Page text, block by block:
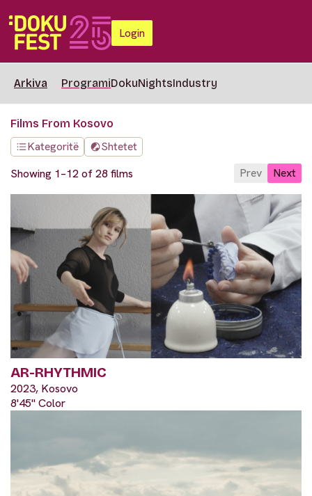
Login
Arkiva ProgramiDokuNightsIndustry
Films From Kosovo
Kategoritë
Shtetet
Showing 1–12 of 28 films
Prev Next
AR-RHYTHMIC
2023, Kosovo
8'45" Color